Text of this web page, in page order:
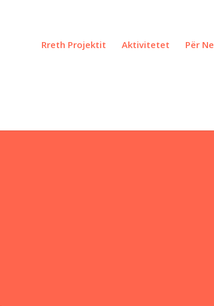
Rreth Projektit Aktivitetet Për Ne